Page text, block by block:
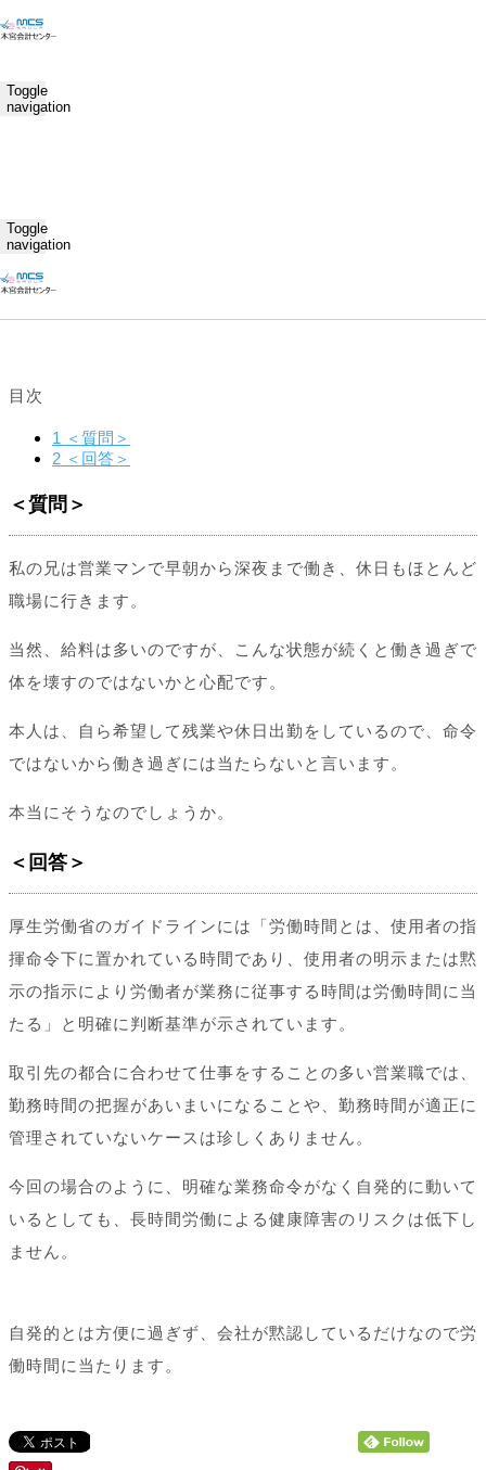
Toggle
navigation
Toggle
navigation
について教えてください】
目次
1 ＜質問＞
2 ＜回答＞
＜質問＞
私の兄は営業マンで早朝から深夜まで働き、休日もほとんど
職場に行きます。
当然、給料は多いのですが、こんな状態が続くと働き過ぎで
体を壊すのではないかと心配です。
本人は、自ら希望して残業や休日出勤をしているので、命令
ではないから働き過ぎには当たらないと言います。
本当にそうなのでしょうか。
＜回答＞
厚生労働省のガイドラインには「労働時間とは、使用者の指
揮命令下に置かれている時間であり、使用者の明示または黙
示の指示により労働者が業務に従事する時間は労働時間に当
たる」と明確に判断基準が示されています。
取引先の都合に合わせて仕事をすることの多い営業職では、
勤務時間の把握があいまいになることや、勤務時間が適正に
管理されていないケースは珍しくありません。
今回の場合のように、明確な業務命令がなく自発的に動いて
いるとしても、長時間労働による健康障害のリスクは低下し
ません。
自発的とは方便に過ぎず、会社が黙認しているだけなので労
働時間に当たります。